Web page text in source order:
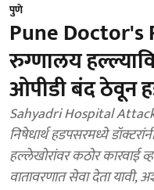
पुणे
Pune Doctor's
रुग्णालय
ओपीडी बंद ठेवून
Sahyadri Hospital Attack :
निषेधार्थ हडपसरमध्ये
हल्लेखोरांवर कठोर कारवाई
वातावरणात सेवा देता यावी,